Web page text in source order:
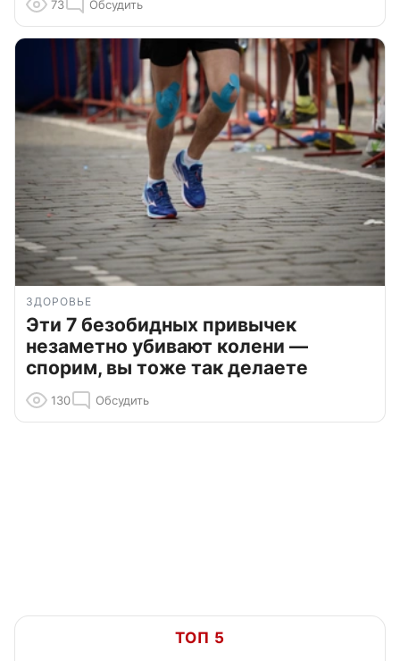
73 Обсудить
ЗДОРОВЬЕ
Эти 7 безобидных привычек
незаметно убивают колени —
спорим, вы тоже так делаете
130 Обсудить
ТОП 5